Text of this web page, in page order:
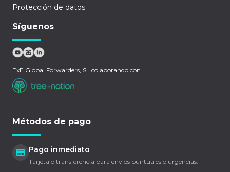
Protección de datos
Síguenos
ExE Global Forwarders, SL colaborando con
Métodos de pago
Pago inmediato
Tarjeta o transferencia para envíos puntuales o urgencias.